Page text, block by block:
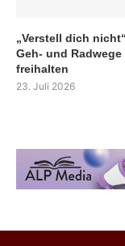
„Verstell dich
Geh- und Radwege
freihalten
23. Juli 2026